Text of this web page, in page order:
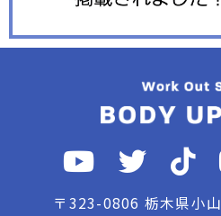
〒323-0806 栃木県小